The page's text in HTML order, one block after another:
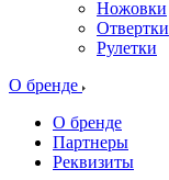
Ножовки
Отвертки
Рулетки
О бренде
О бренде
Партнеры
Реквизиты